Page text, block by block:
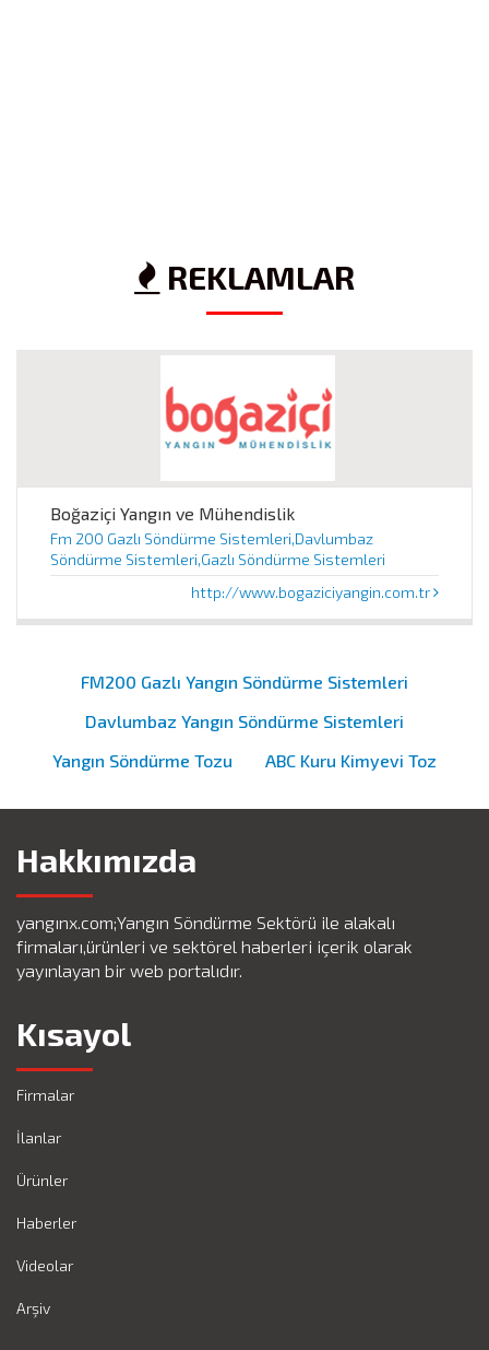
REKLAMLAR
Boğaziçi Yangın ve Mühendislik
Fm 200 Gazlı Söndürme Sistemleri,Davlumbaz
Söndürme Sistemleri,Gazlı Söndürme Sistemleri
http://www.bogaziciyangin.com.tr
FM200 Gazlı Yangın Söndürme Sistemleri
Davlumbaz Yangın Söndürme Sistemleri
Yangın Söndürme Tozu
ABC Kuru Kimyevi Toz
Hakkımızda
yangınx.com;Yangın Söndürme Sektörü ile alakalı
firmaları,ürünleri ve sektörel haberleri içerik olarak
yayınlayan bir web portalıdır.
Kısayol
Firmalar
İlanlar
Ürünler
Haberler
Videolar
Arşiv